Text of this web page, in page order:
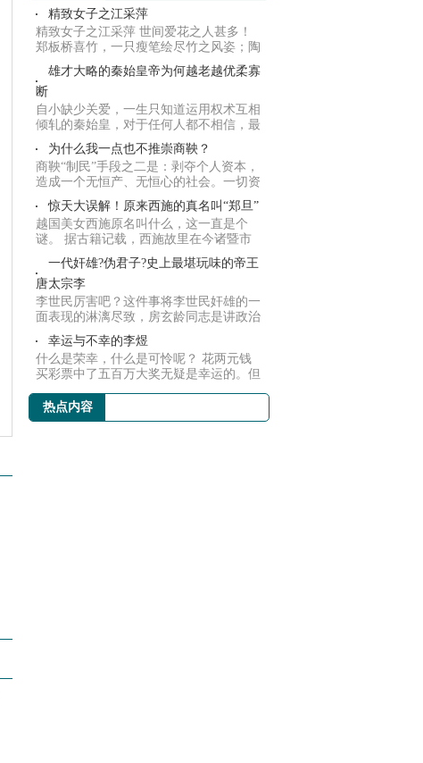
精致女子之江采萍
精致女子之江采萍 世间爱花之人甚多！
郑板桥喜竹，一只瘦笔绘尽竹之风姿；陶
渊明独爱...
雄才大略的秦始皇帝为何越老越优柔寡
断
自小缺少关爱，一生只知道运用权术互相
倾轧的秦始皇，对于任何人都不相信，最
后才使自...
为什么我一点也不推崇商鞅？
商鞅“制民”手段之二是：剥夺个人资本，
造成一个无恒产、无恒心的社会。一切资
源集中...
惊天大误解！原来西施的真名叫“郑旦”
越国美女西施原名叫什么，这一直是个
谜。 据古籍记载，西施故里在今诸暨市
城南苎萝山...
一代奸雄?伪君子?史上最堪玩味的帝王
唐太宗李
李世民厉害吧？这件事将李世民奸雄的一
面表现的淋漓尽致，房玄龄同志是讲政治
的，不敢...
幸运与不幸的李煜
什么是荣幸，什么是可怜呢？ 花两元钱
买彩票中了五百万大奖无疑是幸运的。但
热点内容